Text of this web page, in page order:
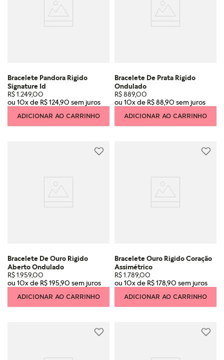
Bracelete Pandora Rigido
Signature Id
R$1 249,00
ou 10x de R$124,90
ADICIONAR AO CARRINHO
Bracelete De Prata Rigido
Ondulado
R$889,00
ou 10x de R$88,90
ADICIONAR AO CARRINHO
Bracelete De Ouro Rigido
Aberto Ondulado
R$1959,00
ou 10x de R$195,90
ADICIONAR AO CARRINHO
Bracelete Ouro Rigido Coração
Assimétrico
R$1 789,00
ou 10x de R$178,90
ADICIONAR AO CARRINHO